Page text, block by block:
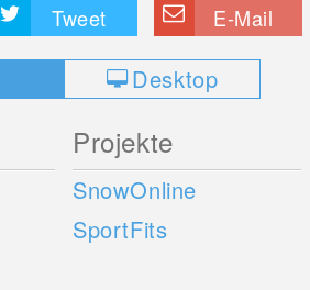
Tweet E-Mail
Desktop
Projekte
SnowOnline
SportFits